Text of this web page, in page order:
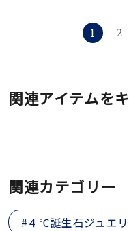
1 2
関連アイテムを
関連カテゴリー
#４℃誕生石ジュエ